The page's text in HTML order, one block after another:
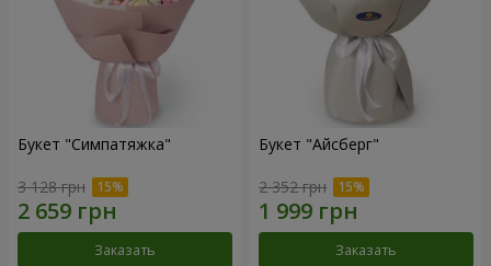
Букет "Симпатяжка"
3 128 грн
Заказать
Букет "Айсберг"
2 352 грн
Заказать